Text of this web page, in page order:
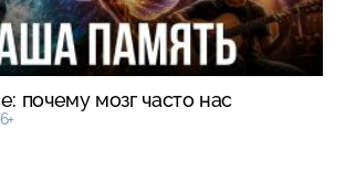
почему мозг часто нас